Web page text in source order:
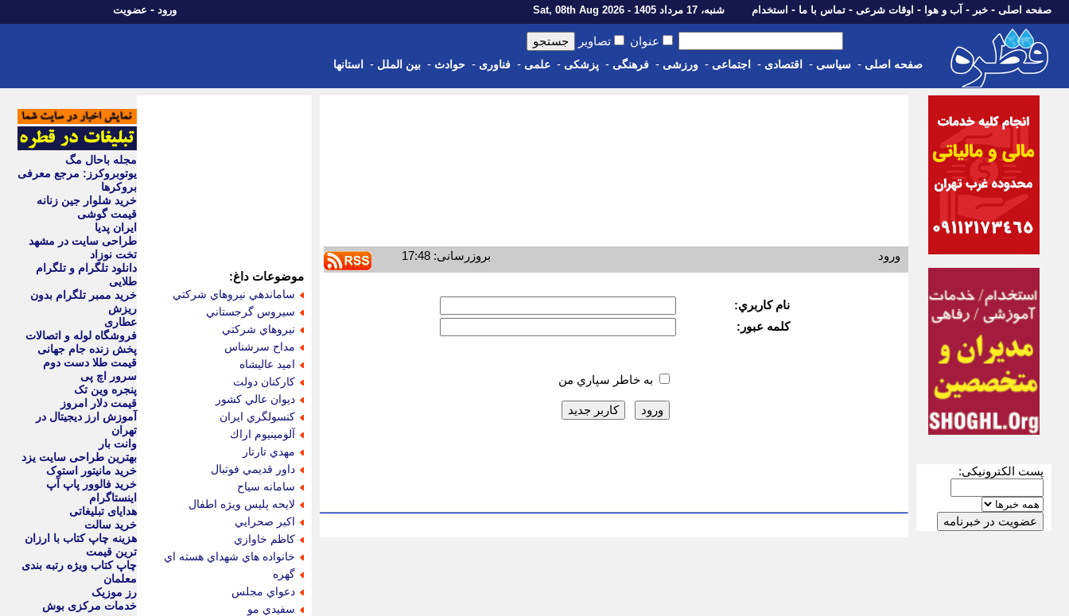
صفحه اصلی - خبر - آب و هوا - اوقات شرعی - تماس با ما - استخدام شنبه، 17 مرداد 1405 - Sat, 08th Aug 2026 ورود - عضویت
عنوان تصاویر
صفحه اصلی - سیاسی - اقتصادی - اجتماعی - ورزشی - فرهنگی - پزشکی - علمی - فناوری - حوادث - بین الملل - استانها
پست الکترونیکی:
ورود بروزرسانی: 17:48
نام كاربري:
كلمه عبور:
به خاطر سپاري من
موضوعات داغ:
ساماندهي نيروهاي شركتي
سيروس گرجستاني
نيروهاي شركتي
مداح سرشناس
اميد عاليشاه
كاركنان دولت
ديوان عالي كشور
كنسولگري ايران
آلومينيوم اراك
مهدي تارتار
داور قديمي فوتبال
سامانه سياح
لايحه پليس ويژه اطفال
اكبر صحرايي
كاظم خاوازي
خانواده هاي شهداي هسته اي
گهره
دعواي مجلس
سفيدي مو
مجله باحال مگ
یوتوبروکرز: مرجع معرفی
بروکرها
خرید شلوار جین زنانه
قیمت گوشی
ایران پدیا
طراحی سایت در مشهد
تخت نوزاد
دانلود تلگرام و تلگرام
طلایی
خرید ممبر تلگرام بدون
ریزش
عطاری
فروشگاه لوله و اتصالات
پخش زنده جام جهانی
قیمت طلا دست دوم
سرور اچ پی
پنجره وین تک
قیمت دلار امروز
آموزش ارز دیجیتال در
تهران
وانت بار
بهترین طراحی سایت یزد
خرید مانیتور استوک
خرید فالوور پاپ آپ
اینستاگرام
هدایای تبلیغاتی
خرید سالت
هزینه چاپ کتاب با ارزان
ترین قیمت
چاپ کتاب ویژه رتبه بندی
معلمان
رز موزیک
خدمات مرکزی بوش